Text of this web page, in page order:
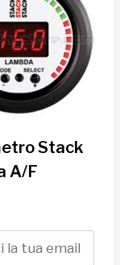
Stack
A/F